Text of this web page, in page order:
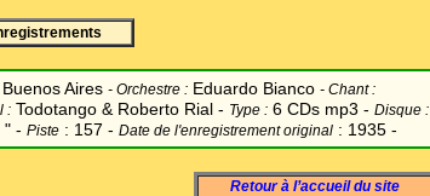
Buenos Aires - Orchestre : Eduardo Bianco - Chant:
: Todotango & Roberto Rial - Type : 6 CDs mp3 - Disque :
" - Piste : 157 - Date de l'enregistrement original : 1935 -
Retour à l’accueil du site